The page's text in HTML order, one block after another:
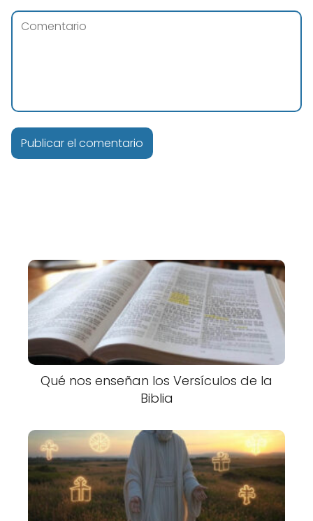
Qué nos enseñan los Versículos de la
Biblia